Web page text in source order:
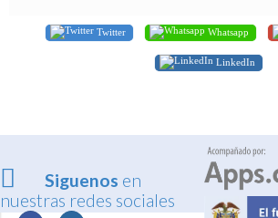
Twitter Whatsapp
LinkedIn
Siguenos en
nuestras redes sociales